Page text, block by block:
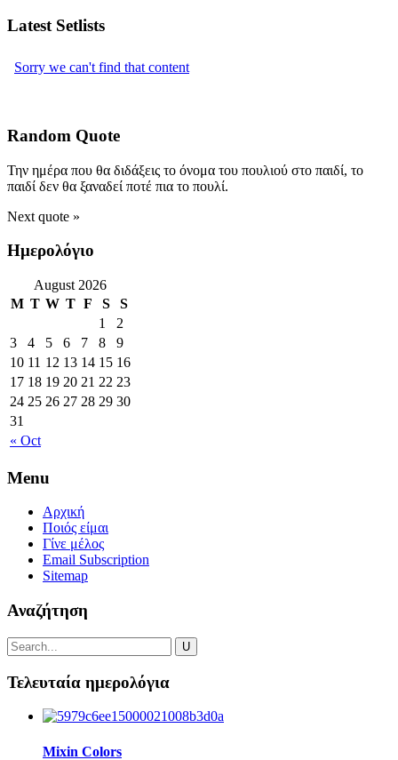
Latest Setlists
Random Quote
Την ημέρα που θα διδάξεις το όνομα του πουλιού στο παιδί, το
παιδί δεν θα ξαναδεί ποτέ πια το πουλί.
Next quote »
Ημερολόγιο
August 2026
M T W T F S S
« Oct
1
2
3
4 5 6 7 8
9
10 11 12 13 14 15 16
17 18 19 20 21 22 23
24 25 26 27 28 29 30
31
Menu
Αρχική
Ποιός είμαι
Γίνε μέλος
Email Subscription
Sitemap
Αναζήτηση
Τελευταία ημερολόγια
Mixin Colors